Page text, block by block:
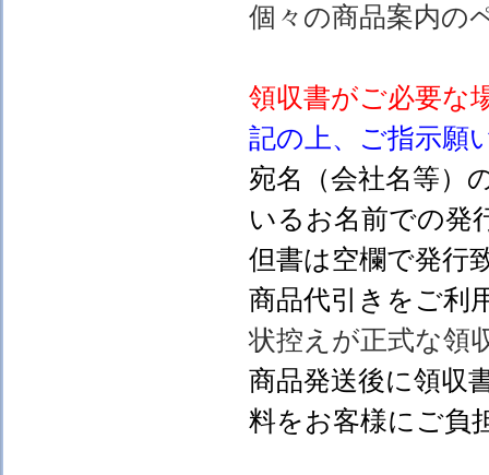
個々の商品案内の
領収書がご必要な
記の上、ご指示願
宛名（会社名等）
いるお名前での発
但書は空欄で発行
商品代引きをご利
状控えが正式な領
商品発送後に領収
料をお客様にご負